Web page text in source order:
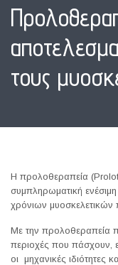
τους
Η προλοθεραπεία
συμπληρωματική
χρόνιων
Με την προλοθεραπεία
περιοχές που πάσχουν,
οι μηχανικές ιδιότητες